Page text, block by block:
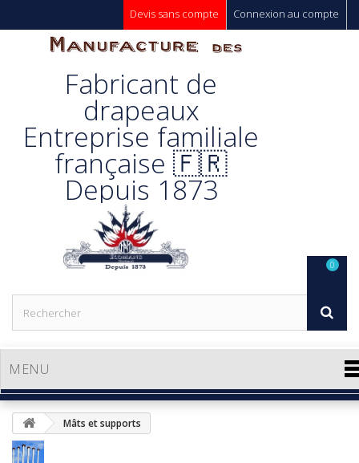
Connexion au compte
Devis sans compte
Manufacture
Des
Drapeaux
Unic s.a.
Fabricant de
drapeaux
Entreprise familiale
française 🇫🇷
Depuis 1873
MENU
0
Mâts et supports